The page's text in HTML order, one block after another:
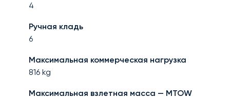
4
Ручная кладь
6
Максимальная коммерческая нагрузка
816 kg
Максимальная взлетная масса — MTOW